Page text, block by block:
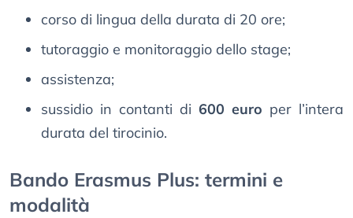
corso di lingua della durata di 20 ore;
tutoraggio e monitoraggio dello stage;
assistenza;
sussidio in contanti di 600 euro per l’intera
durata del tirocinio.
Bando Erasmus Plus: termini e
modalità